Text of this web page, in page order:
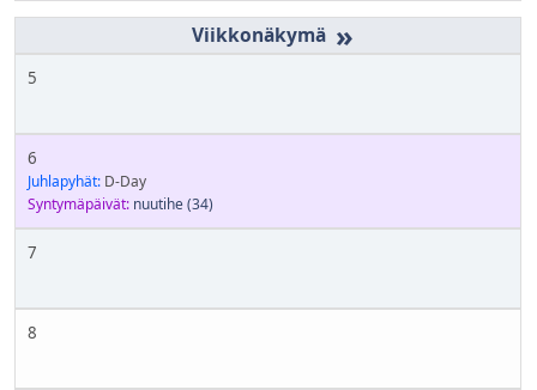
»
5
6
Juhlapyhät: D-Day
Syntymäpäivät: nuutihe(34)
7
8